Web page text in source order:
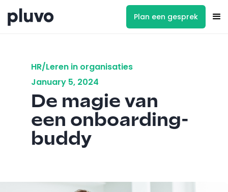
Plan een gesprek
HR/Leren in organisaties
January 5, 2024
De magie van
een onboarding-
buddy